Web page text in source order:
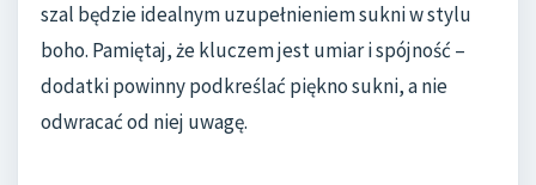
szal będzie idealnym uzupełnieniem sukni w stylu
boho. Pamiętaj, że kluczem jest umiar i spójność –
dodatki powinny podkreślać piękno sukni, a nie
odwracać od niej uwagę.